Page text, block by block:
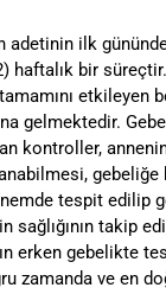
adetinin ilk
haftalık bir
etkileyen
gelmektedir.
kontroller,
tespit edilip
sağlığının takip
erken gebelikte
zamanda ve en